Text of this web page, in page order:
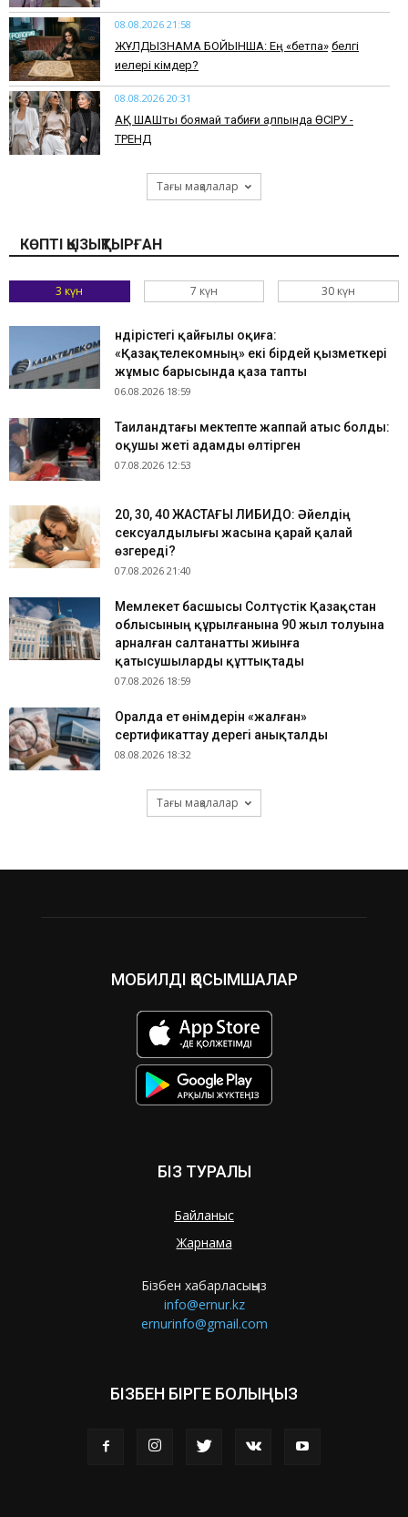
08.08.2026 21:58
ЖҰЛДЫЗНАМА БОЙЫНША: Ең «бетпақ» белгі
иелері кімдер?
08.08.2026 20:31
АҚ ШАШты боямай табиғи қалпында ӨСІРУ -
ТРЕНД
Тағы мақалалар
КӨПТІ ҚЫЗЫҚТЫРҒАН
3 күн 7 күн 30 күн
Өндірістегі қайғылы оқиға:
«Қазақтелекомның» екі бірдей қызметкері
жұмыс барысында қаза тапты
06.08.2026 18:59
Таиландтағы мектепте жаппай атыс болды:
оқушы жеті адамды өлтірген
07.08.2026 12:53
​20, 30, 40 ЖАСТАҒЫ ЛИБИДО: Әйелдің
сексуалдылығы жасына қарай қалай
өзгереді?
07.08.2026 21:40
Мемлекет басшысы Солтүстік Қазақстан
облысының құрылғанына 90 жыл толуына
арналған салтанатты жиынға
қатысушыларды құттықтады
07.08.2026 18:59
Оралда ет өнімдерін «жалған»
сертификаттау дерегі анықталды
08.08.2026 18:32
Тағы мақалалар
МОБИЛДІ ҚОСЫМШАЛАР
БІЗ ТУРАЛЫ
Байланыс
Жарнама
Бізбен хабарласыңыз
info@ernur.kz
ernurinfo@gmail.com
БІЗБЕН БІРГЕ БОЛЫҢЫЗ